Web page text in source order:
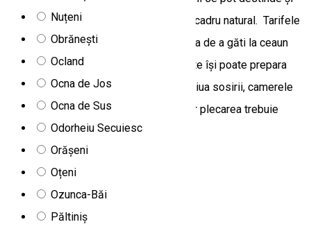
Nuțeni
Obrănești
Ocland
Ocna de Jos
Ocna de Sus
Odorheiu Secuiesc
Orășeni
Oțeni
Ozunca-Băi
Păltiniș
bucura de momente de relaxare într-un cadru natural. Tarifele
nu includ mese, însă există posibilitatea de a găti la ceaun
sau la grătar, astfel încât fiecare oaspete își poate prepara
mâncarea după propriile preferințe. În ziua sosirii, camerele
pot fi ocupate începând cu ora 15:00, iar plecarea trebuie
efectuată până cel târziu la ora 10:00.
Izvoare 537362, Romania
Apartament
Apartament Salt Holiday